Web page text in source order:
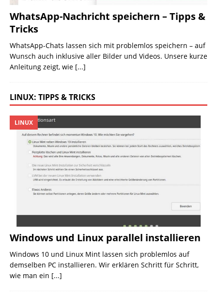
WhatsApp-Nachricht speichern – Tipps &
Tricks
WhatsApp-Chats lassen sich mit problemlos speichern – auf
Wunsch auch inklusive aller Bilder und Videos. Unsere kurze
Anleitung zeigt, wie [...]
LINUX: TIPPS & TRICKS
Windows und Linux parallel installieren
LINUX
Windows 10 und Linux Mint lassen sich problemlos auf
demselben PC installieren. Wir erklären Schritt für Schritt,
wie man ein [...]